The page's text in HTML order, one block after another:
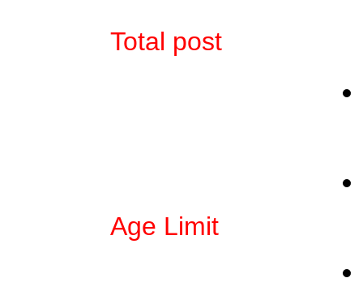
Total post
Age Limit